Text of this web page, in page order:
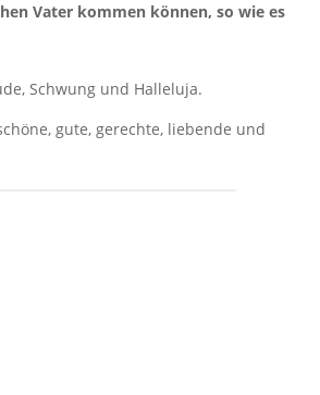
Vater kommen können, so wie es
Schwung und Halleluja.
gute, gerechte, liebende und